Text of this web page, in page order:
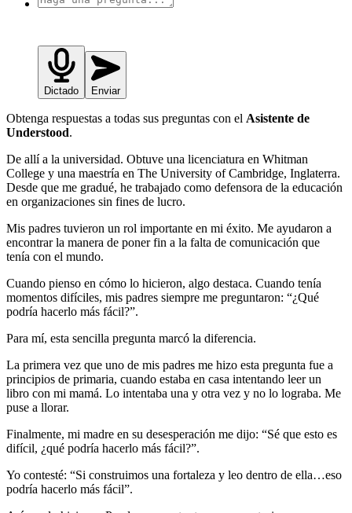
Dictado Enviar
Obtenga respuestas a todas sus preguntas con el Asistente de
Understood.
De allí a la universidad. Obtuve una licenciatura en Whitman
College y una maestría en The University of Cambridge, Inglaterra.
Desde que me gradué, he trabajado como defensora de la educación
en organizaciones sin fines de lucro.
Mis padres tuvieron un rol importante en mi éxito. Me ayudaron a
encontrar la manera de poner fin a la falta de comunicación que
tenía con el mundo.
Cuando pienso en cómo lo hicieron, algo destaca. Cuando tenía
momentos difíciles, mis padres siempre me preguntaron: “¿Qué
podría hacerlo más fácil?”.
Para mí, esta sencilla pregunta marcó la diferencia.
La primera vez que uno de mis padres me hizo esta pregunta fue a
principios de primaria, cuando estaba en casa intentando leer un
libro con mi mamá. Lo intentaba una y otra vez y no lo lograba. Me
puse a llorar.
Finalmente, mi madre en su desesperación me dijo: “Sé que esto es
difícil, ¿qué podría hacerlo más fácil?”.
Yo contesté: “Si construimos una fortaleza y leo dentro de ella…eso
podría hacerlo más fácil”.